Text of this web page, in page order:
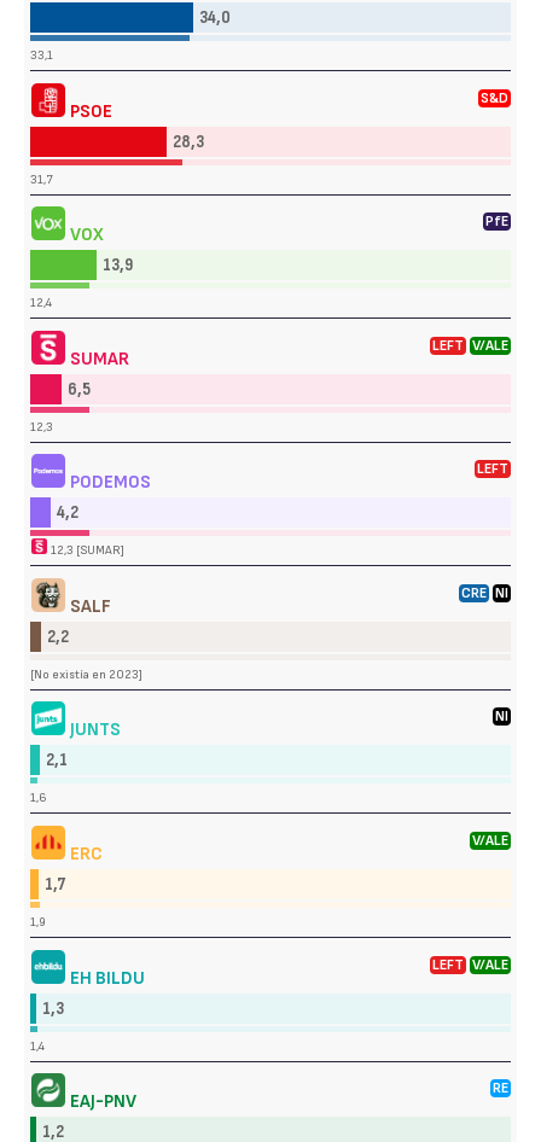
34,0
33,1
PSOE
S&D
28,3
31,7
VOX
PfE
13,9
12,4
SUMAR
LEFT V/ALE
6,5
12,3
PODEMOS
LEFT
4,2
12,3 [SUMAR]
SALF
CRE NI
2,2
[No existía en 2023]
JUNTS
NI
2,1
1,6
ERC
V/ALE
1,7
1,9
EH BILDU
LEFT V/ALE
1,3
1,4
EAJ-PNV
RE
1,2